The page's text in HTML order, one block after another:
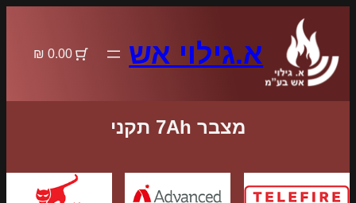
א.גילוי אש 0.00 ₪
מצבר 7Ah תקני